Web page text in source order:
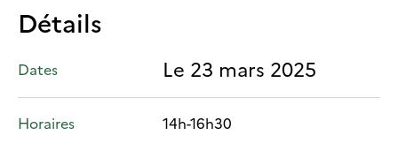
Détails
Dates Le 23 mars 2025
Horaires 14h-16h30